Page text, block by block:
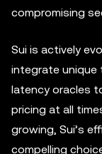
compromising
Sui is actively
integrate
latency oracles
pricing at all
growing, Sui’s
compelling